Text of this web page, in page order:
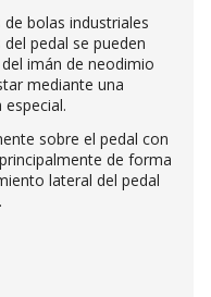
bolas industriales
pedal se pueden
imán de neodimio
mediante una
sobre el pedal con
de forma
lateral del pedal